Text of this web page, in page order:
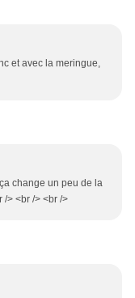
et avec la meringue,
change un peu de la
/> <br /> <br />